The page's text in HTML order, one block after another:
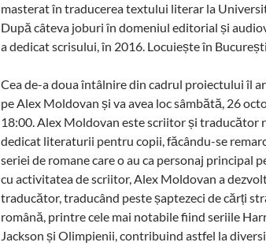
masterat în traducerea textului literar la
După câteva joburi în domeniul editorial și
a dedicat scrisului, în 2016. Locuiește în
Cea de-a doua întâlnire din cadrul proiectului îl
pe Alex Moldovan și va avea loc sâmbătă, 26
18:00. Alex Moldovan este scriitor și traducător
dedicat literaturii pentru copii, făcându-se
seriei de romane care o au ca personaj principal
cu activitatea de scriitor, Alex Moldovan a
traducător, traducând peste șaptezeci de cărți
română, printre cele mai notabile fiind seriile
Jackson și Olimpienii, contribuind astfel la